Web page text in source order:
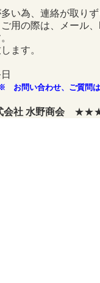
い為、連絡が取り
用の際は、メール
ます。
お問い合わせ、ご質問は
会社 水野商会